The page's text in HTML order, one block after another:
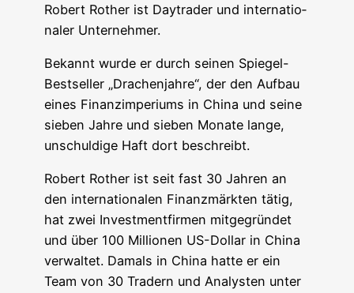
Robert Rother ist Day­trader und inter­na­tio­
na­ler Unternehmer.
Bekannt wur­de er durch sei­nen Spie­gel-
Best­sel­ler „Dra­chen­jah­re“, der den Auf­bau
eines Finanz­im­pe­ri­ums in Chi­na und sei­ne
sie­ben Jah­re und sie­ben Mona­te lan­ge,
unschul­di­ge Haft dort beschreibt.
Robert Rother ist seit fast 30 Jah­ren an
den inter­na­tio­na­len Finanz­märk­ten tätig,
hat zwei Invest­ment­fir­men mit­ge­grün­det
und über 100 Mil­lio­nen US-Dol­lar in Chi­na
ver­wal­tet. Damals in Chi­na hat­te er ein
Team von 30 Tradern und Ana­lys­ten unter